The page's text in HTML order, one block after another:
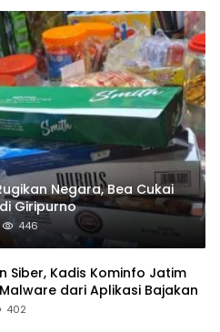
Negara, Bea Cukai
Giripurno
446
Siber, Kadis Kominfo Jatim
dari Aplikasi Bajakan
402